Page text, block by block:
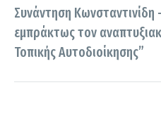
Συνάντηση Κωνσταντινίδη
εμπράκτως τον
Τοπικής Αυτοδιοίκησης”